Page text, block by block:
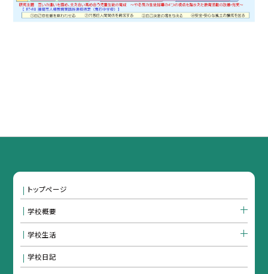
トップページ
学校概要
学校生活
学校日記